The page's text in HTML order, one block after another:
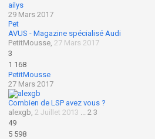
ailys
29 Mars 2017
Pet
AVUS - Magazine spécialisé Audi
PetitMousse,27 Mars 2017
3
1 168
PetitMousse
27 Mars 2017
Combien de LSP avez vous ?
alexgb,2 Juillet 2013 ... 2 3
49
5 598